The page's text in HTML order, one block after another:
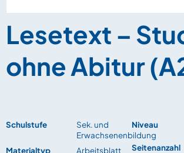
Lesetext –
ohne Abitur
Schulstufe
Sek. und
Erwachsenenbildung
Materialtyp
Arbeitsblatt
Niveau
Seitenanzahl